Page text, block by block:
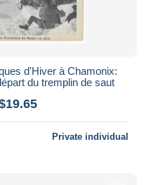
d'Hiver à Chamonix:
du tremplin de saut
Private individual